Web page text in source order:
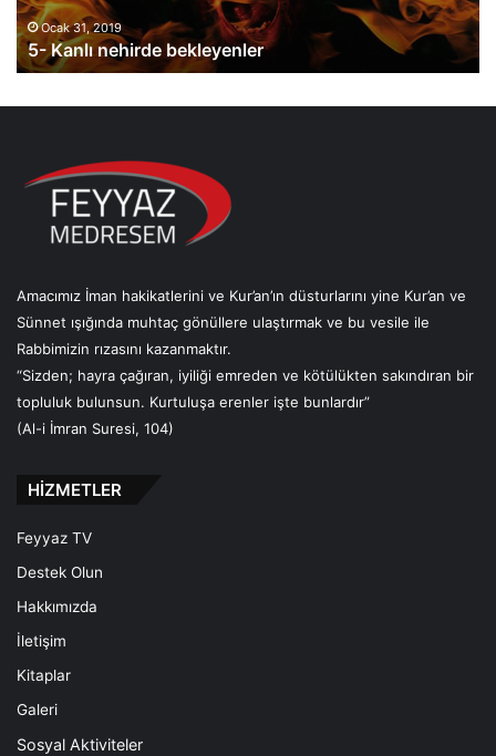
n
t
o
z
u
n
l
a
r
Ocak 31, 2019
6- Faizin tozuna bulaşanlar
Amacımız İman hakikatlerini ve Kur’an’ın düsturlarını yine Kur’an ve
Sünnet ışığında muhtaç gönüllere ulaştırmak ve bu vesile ile
Rabbimizin rızasını kazanmaktır.
“Sizden; hayra çağıran, iyiliği emreden ve kötülükten sakındıran bir
topluluk bulunsun. Kurtuluşa erenler işte bunlardır”
(Al-i İmran Suresi, 104)
HİZMETLER
Feyyaz TV
Destek Olun
Hakkımızda
İletişim
Kitaplar
Galeri
Sosyal Aktiviteler